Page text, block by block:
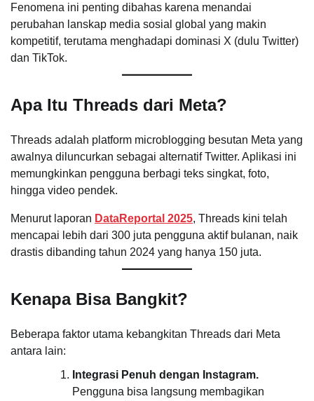
Fenomena ini penting dibahas karena menandai
perubahan lanskap media sosial global yang makin
kompetitif, terutama menghadapi dominasi X (dulu Twitter)
dan TikTok.
Apa Itu Threads dari Meta?
Threads adalah platform microblogging besutan Meta yang
awalnya diluncurkan sebagai alternatif Twitter. Aplikasi ini
memungkinkan pengguna berbagi teks singkat, foto,
hingga video pendek.
Menurut laporan DataReportal 2025, Threads kini telah
mencapai lebih dari 300 juta pengguna aktif bulanan, naik
drastis dibanding tahun 2024 yang hanya 150 juta.
Kenapa Bisa Bangkit?
Beberapa faktor utama kebangkitan Threads dari Meta
antara lain:
Integrasi Penuh dengan Instagram.
Pengguna bisa langsung membagikan